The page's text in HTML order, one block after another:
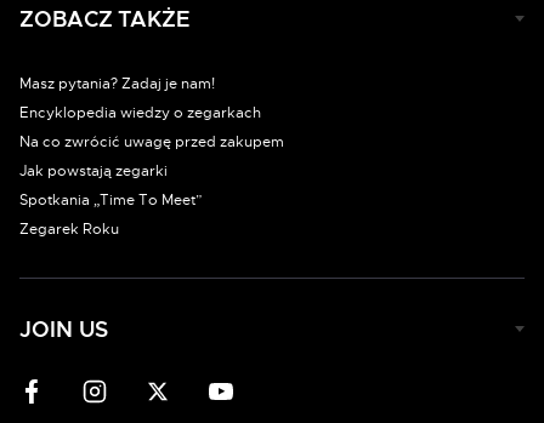
ZOBACZ TAKŻE
Masz pytania? Zadaj je nam!
Encyklopedia wiedzy o zegarkach
Na co zwrócić uwagę przed zakupem
Jak powstają zegarki
Spotkania „Time To Meet”
Zegarek Roku
JOIN US